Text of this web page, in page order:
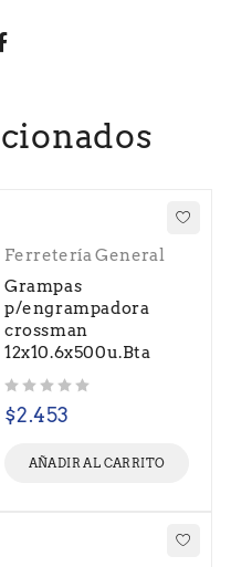
Ferretería General
Grampas
p/engrampadora
crossman
12x10.6x500u.Bta
$2.453
AÑADIR AL CARRITO